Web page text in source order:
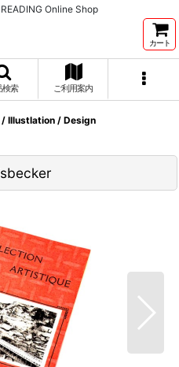
Online Shop
カート
検索 ご利用案内
Illustlation / Design